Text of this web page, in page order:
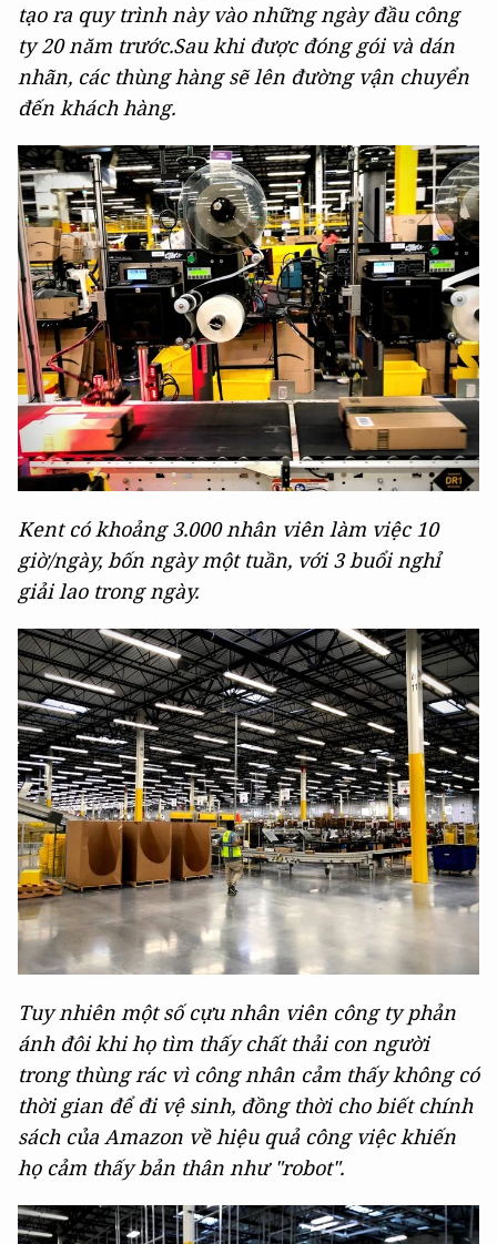
tạo ra quy trình này vào những ngày đầu công
ty 20 năm trước.Sau khi được đóng gói và dán
nhãn, các thùng hàng sẽ lên đường vận chuyển
đến khách hàng.
Kent có khoảng 3.000 nhân viên làm việc 10
giờ/ngày, bốn ngày một tuần, với 3 buổi nghỉ
giải lao trong ngày.
Tuy nhiên một số cựu nhân viên công ty phản
ánh đôi khi họ tìm thấy chất thải con người
trong thùng rác vì công nhân cảm thấy không có
thời gian để đi vệ sinh, đồng thời cho biết chính
sách của Amazon về hiệu quả công việc khiến
họ cảm thấy bản thân như "robot".